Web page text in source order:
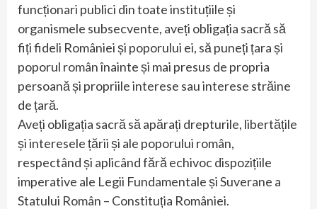
funcționari publici din toate instituțiile și
organismele subsecvente, aveți obligația sacră să
fiți fideli României și poporului ei, să puneți țara și
poporul român înainte și mai presus de propria
persoană și propriile interese sau interese străine
de țară.
Aveți obligația sacră să apărați drepturile, libertățile
și interesele țării și ale poporului român,
respectând și aplicând fără echivoc dispozițiile
imperative ale Legii Fundamentale și Suverane a
Statului Român – Constituția României.